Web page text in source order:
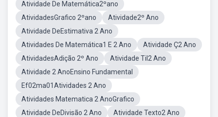
Atividade De Matemática2ºano
AtividadesGrafico 2ºano
Atividade2º Ano
Atividade DeEstimativa 2 Ano
Atividades De Matemática1 E 2 Ano
Atividade Ç2 Ano
AtividadesAdição 2º Ano
Atividade Til2 Ano
Atividade 2 AnoEnsino Fundamental
Ef02ma01Atividades 2 Ano
Atividades Matematica 2 AnoGrafico
Atividade DeDivisão 2 Ano
Atividade Texto2 Ano